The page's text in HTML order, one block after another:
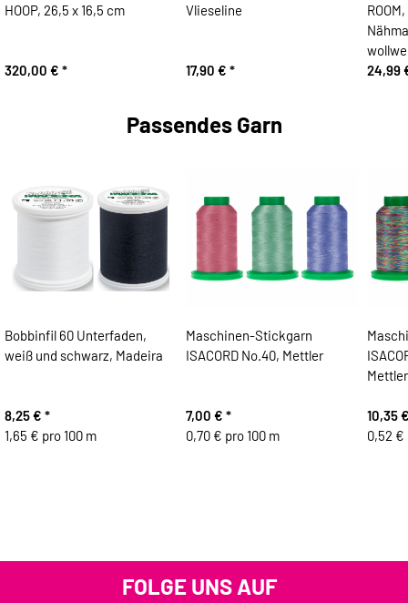
HOOP, 26,5 x 16,5 cm
320,00 € *
Vlieseline
17,90 € *
24,99
Passendes Garn
Bobbinfil 60 Unterfaden,
weiß und schwarz, Madeira
8,25 € *
1,65 € pro 100 m
Maschinen-Stickgarn
ISACORD No.40, Mettler
7,00 € *
0,70 € pro 100 m
Mettler
10,35
0,52 €
FOLGE UNS AUF